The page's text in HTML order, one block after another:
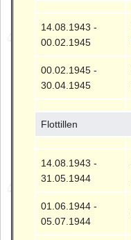
14.08.1943 -
00.02.1945
00.02.1945 -
30.04.1945
Flottillen
14.08.1943 -
31.05.1944
01.06.1944 -
05.07.1944